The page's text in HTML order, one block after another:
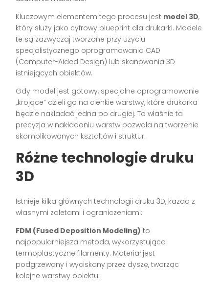
Kluczowym elementem tego procesu jest model 3D,
który służy jako cyfrowy blueprint dla drukarki. Modele
te są zazwyczaj tworzone przy użyciu
specjalistycznego oprogramowania CAD
(Computer-Aided Design) lub skanowania 3D
istniejących obiektów.
Gdy model jest gotowy, specjalne oprogramowanie
„krojące” dzieli go na cienkie warstwy, które drukarka
będzie nakładać jedna po drugiej. To właśnie ta
precyzja w nakładaniu warstw pozwala na tworzenie
skomplikowanych kształtów i struktur.
Różne technologie druku
3D
Istnieje kilka głównych technologii druku 3D, każda z
własnymi zaletami i ograniczeniami:
FDM (Fused Deposition Modeling) to
najpopularniejsza metoda, wykorzystująca
termoplastyczne filamenty. Materiał jest
podgrzewany i wyciskany przez dyszę, tworząc
kolejne warstwy obiektu.